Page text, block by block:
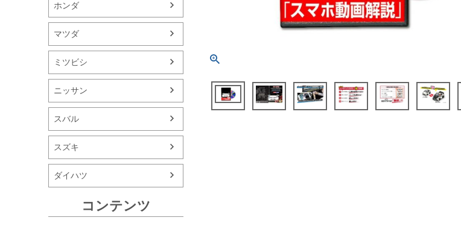
ホンダ
マツダ
ミツビシ
ニッサン
スバル
スズキ
ダイハツ
コンテンツ